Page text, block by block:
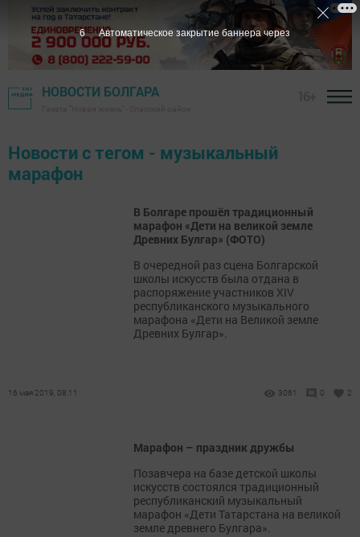
НОВОСТИ БОЛГАРА
Новости с тегом - музыкальный
марафон
В Болгаре прошёл традиционный
марафон «Дети на великой земле
Древних Булгар» (ФОТО)
​​​​​​​В очередной раз сцена Болгарской
школы искусств была отдана в
распоряжение участников XIV
республиканского музыкального
марафона «Дети на Великой земле
Древних Булгар».
16 мая 2019, 08:11 3061 0 2
Марафон – праздник дружбы
Позавчера на базе детской школы
искусств состоялся традиционный
республиканский музыкальный
марафон «Дети Татарстана на великой
земле древнего Булгара».
6 Автоматическое закрытие баннера через